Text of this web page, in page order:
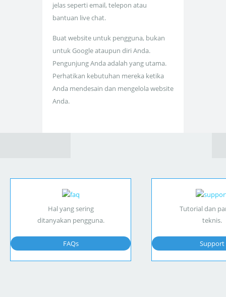
jelas seperti email, telepon atau
bantuan live chat.
Buat website untuk pengguna, bukan
untuk Google ataupun diri Anda.
Pengunjung Anda adalah yang utama.
Perhatikan kebutuhan mereka ketika
Anda mendesain dan mengelola website
Anda.
Hal yang sering
ditanyakan pengguna.
FAQs
Tutorial dan
teknis.
Support